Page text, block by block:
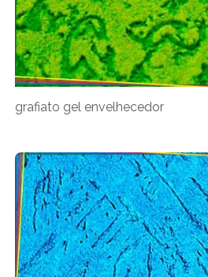
grafiato gel envelhecedor